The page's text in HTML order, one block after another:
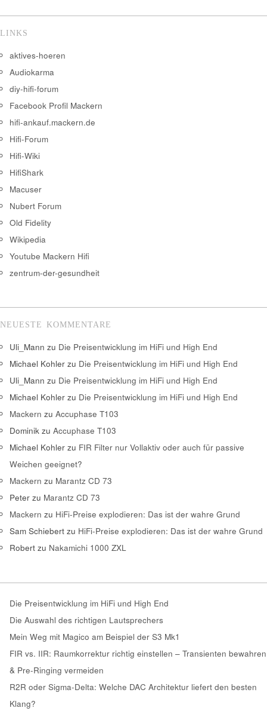
LINKS
aktives-hoeren
Audiokarma
diy-hifi-forum
Facebook Profil Mackern
hifi-ankauf.mackern.de
Hifi-Forum
Hifi-Wiki
HifiShark
Macuser
Nubert Forum
Old Fidelity
Wikipedia
Youtube Mackern Hifi
zentrum-der-gesundheit
NEUESTE KOMMENTARE
Uli_Mann zu Die Preisentwicklung im HiFi und High End
Michael Kohler zu Die Preisentwicklung im HiFi und High End
Uli_Mann zu Die Preisentwicklung im HiFi und High End
Michael Kohler zu Die Preisentwicklung im HiFi und High End
Mackern zu Accuphase T103
Dominik zu Accuphase T103
Michael Kohler zu FIR Filter nur Vollaktiv oder auch für passive
Weichen geeignet?
Mackern zu Marantz CD 73
Peter zu Marantz CD 73
Mackern zu HiFi-Preise explodieren: Das ist der wahre Grund
Sam Schiebert zu HiFi-Preise explodieren: Das ist der wahre Grund
Robert zu Nakamichi 1000 ZXL
Die Preisentwicklung im HiFi und High End
Die Auswahl des richtigen Lautsprechers
Mein Weg mit Magico am Beispiel der S3 Mk1
FIR vs. IIR: Raumkorrektur richtig einstellen – Transienten bewahren
& Pre-Ringing vermeiden
R2R oder Sigma-Delta: Welche DAC Architektur liefert den besten
Klang?